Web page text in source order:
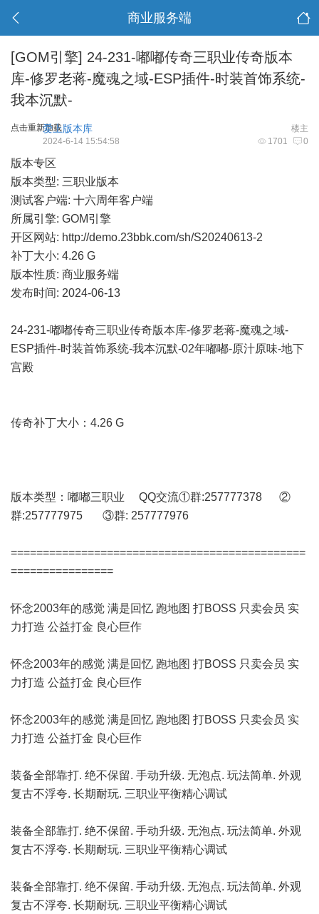
商业服务端
[GOM引擎] 24-231-嘟嘟传奇三职业传奇版本
库-修罗老蒋-魔魂之域-ESP插件-时装首饰系统-
我本沉默-
点击重新加载 楼主
爱上版本库
1701 0
2024-6-14 15:54:58
版本专区
版本类型: 三职业版本
测试客户端: 十六周年客户端
所属引擎: GOM引擎
开区网站: http://demo.23bbk.com/sh/S20240613-2
补丁大小: 4.26 G
版本性质: 商业服务端
发布时间: 2024-06-13
24-231-嘟嘟传奇三职业传奇版本库-修罗老蒋-魔魂之域-
ESP插件-时装首饰系统-我本沉默-02年嘟嘟-原汁原味-地下
宫殿
传奇补丁大小：4.26 G
版本类型：嘟嘟三职业 QQ交流①群:257777378 ②
群:257777975 ③群: 257777976
==============================================
================
怀念2003年的感觉 满是回忆 跑地图 打BOSS 只卖会员 实
力打造 公益打金 良心巨作
怀念2003年的感觉 满是回忆 跑地图 打BOSS 只卖会员 实
力打造 公益打金 良心巨作
怀念2003年的感觉 满是回忆 跑地图 打BOSS 只卖会员 实
力打造 公益打金 良心巨作
装备全部靠打. 绝不保留. 手动升级. 无泡点. 玩法简单. 外观
复古不浮夸. 长期耐玩. 三职业平衡精心调试
装备全部靠打. 绝不保留. 手动升级. 无泡点. 玩法简单. 外观
复古不浮夸. 长期耐玩. 三职业平衡精心调试
装备全部靠打. 绝不保留. 手动升级. 无泡点. 玩法简单. 外观
复古不浮夸. 长期耐玩. 三职业平衡精心调试